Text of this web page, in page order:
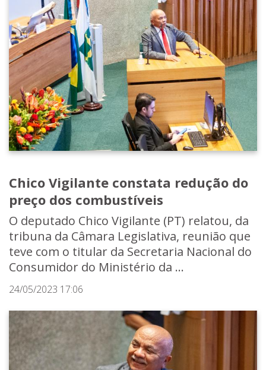
Chico Vigilante constata redução do
preço dos combustíveis
O deputado Chico Vigilante (PT) relatou, da
tribuna da Câmara Legislativa, reunião que
teve com o titular da Secretaria Nacional do
Consumidor do Ministério da ...
24/05/2023 17:06